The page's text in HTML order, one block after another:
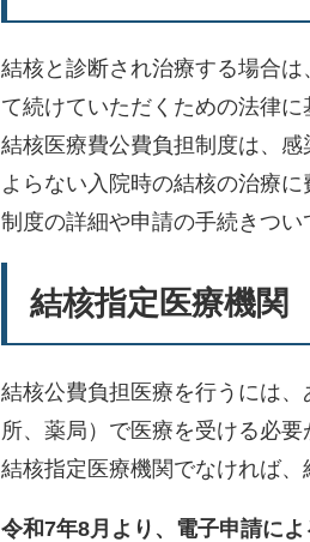
結核と診断され治療する場合
て続けていただくための法律に
結核医療費公費負担制度は、
よらない入院時の結核の治療に
制度の詳細や申請の手続きつい
結核指定医療機関
結核公費負担医療を行うには
所、薬局）で医療を受ける必要
結核指定医療機関でなければ、
令和7年8月より、電子申請に